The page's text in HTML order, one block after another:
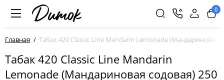
0
Главная Табак 420 Classic Line Mandarin Lemonade (Мандариновая
Табак 420 Classic Line Mandarin
Lemonade (Мандариновая содовая) 250